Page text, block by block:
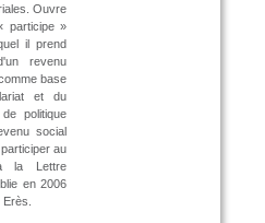
Ouvre
participe »
il prend
revenu
base
et du
politique
social
au
la Lettre
en 2006